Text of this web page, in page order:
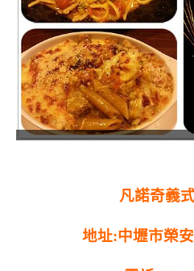
凡諾奇義
地址:中壢市榮